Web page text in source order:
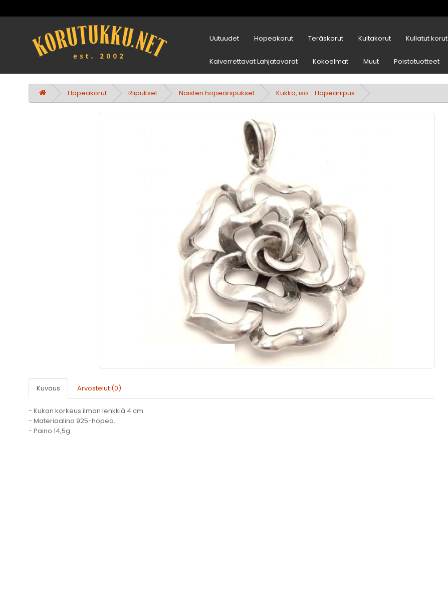
Uutuudet Hopeakorut Teräskorut Kultakorut Kullatut korut
Kaiverrettavat Lahjatavarat Kokoelmat Muut Poistotuotteet
Hopeakorut Riipukset Naisten hopeariipukset Kukka, iso - Hopeariipus
Kuvaus Arvostelut (0)
- Kukan korkeus ilman lenkkiä 4 cm.
- Materiaalina 925-hopea.
- Paino 14,5g